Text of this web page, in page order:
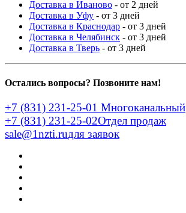
Доставка в Иваново - от 2 дней
Доставка в Уфу - от 3 дней
Доставка в Краснодар - от 3 дней
Доставка в Челябинск - от 3 дней
Доставка в Тверь - от 3 дней
Остались вопросы? Позвоните нам!
+7 (831) 231-25-01 Многоканальный
+7 (831) 231-25-02Отдел продаж
sale@1nzti.ruдля заявок